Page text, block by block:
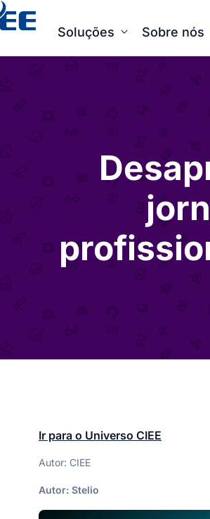
Soluções Sobre nós
Ir para o Universo CIEE
Autor: CIEE
Autor: Stelio